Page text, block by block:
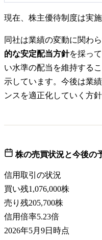
現在、株主優待制度は実施
同社は業績の変動に関わ
的な安定配当方針を採っ
い水準の配当を維持する
示しています。今後は業
ンスを適正化していく方針
株の売買状況と今後の
信用取引の状況
買い残1,076,000株
売り残205,700株
信用倍率5.23倍
2026年5月9日 時点